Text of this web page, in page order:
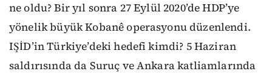
ne oldu? Bir yıl sonra 27 Eylül 2020’de HDP’ye
yönelik büyük Kobanê operasyonu düzenlendi.
IŞİD’in Türkiye’deki hedefi kimdi? 5 Haziran
saldırısında da Suruç ve Ankara katliamlarında